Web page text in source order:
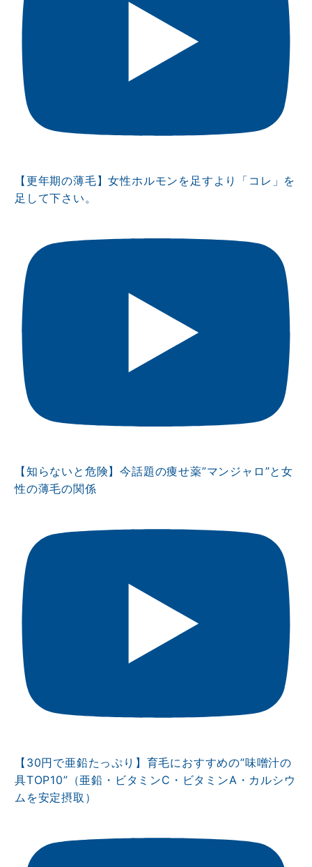
【更年期の薄毛】女性ホルモンを足すより「コレ」を
足して下さい。
【知らないと危険】今話題の痩せ薬”マンジャロ”と女
性の薄毛の関係
【30円で亜鉛たっぷり】育毛におすすめの”味噌汁の
具TOP10”（亜鉛・ビタミンⅭ・ビタミンA・カルシウ
ムを安定摂取）